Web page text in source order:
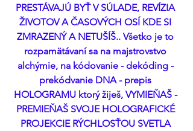
PRESTÁVAJÚ BYŤ V SÚLADE, REVÍZIA
ŽIVOTOV A ČASOVÝCH OSÍ KDE SI
ZMRAZENÝ A NETUŠÍŠ.. Všetko je to
rozpamätávaní sa na majstrovstvo
alchýmie, na kódovanie - dekóding -
prekódvanie DNA - prepis
HOLOGRAMU ktorý žiješ, VYMIEŇAŠ -
PREMIEŇAŠ SVOJE HOLOGRAFICKÉ
PROJEKCIE RÝCHLOSŤOU SVETLA